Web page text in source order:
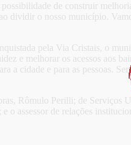
de construir
dividir o nosso município.
pela Via Cristais, o
e melhorar os acessos aos
a cidade e para as pessoas.
Rômulo Perilli; de
o assessor de relações